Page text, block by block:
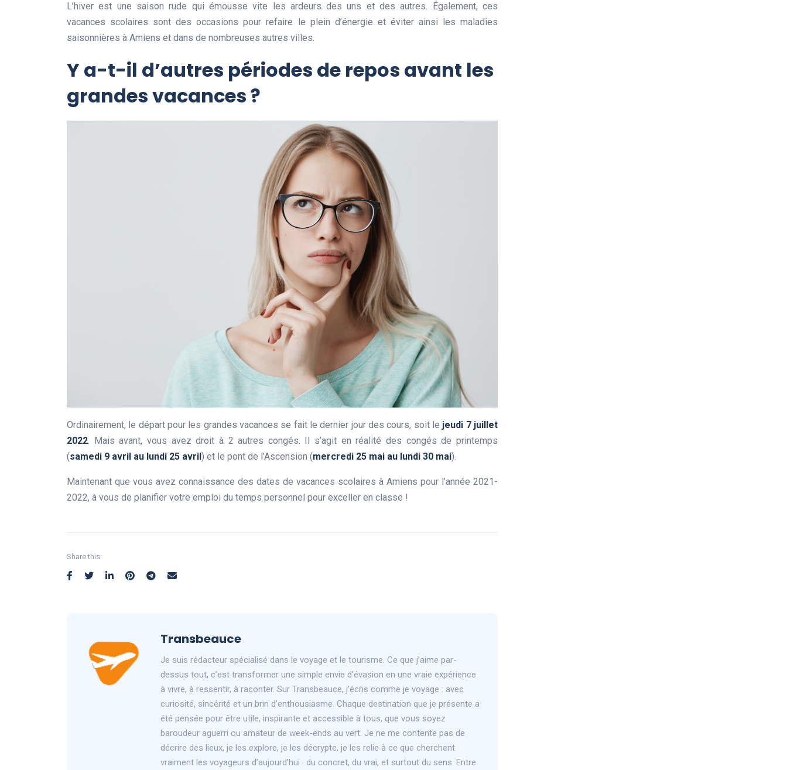
L’hiver est une saison rude qui émousse vite les ardeurs des uns et des autres. Également, ces
vacances scolaires sont des occasions pour refaire le plein d’énergie et éviter ainsi les maladies
saisonnières à Amiens et dans de nombreuses autres villes.
Y a-t-il d’autres périodes de repos avant les
grandes vacances ?
Ordinairement, le départ pour les grandes vacances se fait le dernier jour des cours, soit le jeudi 7 juillet
2022. Mais avant, vous avez droit à 2 autres congés. Il s’agit en réalité des congés de printemps
(samedi 9 avril au lundi 25 avril ) et le pont de l’Ascension (mercredi 25 mai au lundi 30 mai).
Maintenant que vous avez connaissance des dates de vacances scolaires à Amiens pour l’année 2021-
2022, à vous de planifier votre emploi du temps personnel pour exceller en classe !
Share this:
Transbeauce
Je suis rédacteur spécialisé dans le voyage et le tourisme. Ce que j’aime par-
dessus tout, c’est transformer une simple envie d’évasion en une vraie expérience
à vivre, à ressentir, à raconter. Sur Transbeauce, j’écris comme je voyage : avec
curiosité, sincérité et un brin d’enthousiasme. Chaque destination que je présente a
été pensée pour être utile, inspirante et accessible à tous, que vous soyez
baroudeur aguerri ou amateur de week-ends au vert. Je ne me contente pas de
décrire des lieux, je les explore, je les décrypte, je les relie à ce que cherchent
vraiment les voyageurs d’aujourd’hui : du concret, du vrai, et surtout du sens. Entre